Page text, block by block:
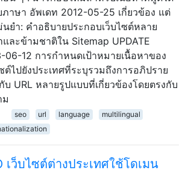
าษา อัพเดท 2012-05-25 เกี่ยวข้อง แต่
ยำ: คำอธิบายประกอบเว็บไซต์หลาย
ละข้ามชาติใน Sitemap UPDATE
06-12 การกำหนดเป้าหมายเนื้อหาของ
ต์ไปยังประเทศที่ระบุรวมถึงการอภิปราย
บ URL หลายรูปแบบที่เกี่ยวข้องโดยตรงกับ
ม
seo url language
multilingual
เว็บไซต์ต่างประเทศใช้โดเมน